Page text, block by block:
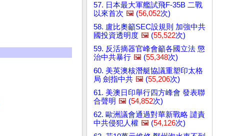
57. 日本最大軍艦試飛F-35B 二戰
以來首次 🖼️ (56,052次)
58. 盧比奧籲SEC設規則 加強中共
國投資透明度 🖼️ (55,522次)
59. 反活摘器官峰會籲各國立法 懲
治中共暴行 🖼️ (55,348次)
60. 美英澳核潛艇協議重塑印太格
局 劍指中共 🖼️ (55,206次)
61. 美澳日印舉行四方峰會 發表聯
合聲明 🖼️ (54,852次)
62. 歐洲議會通過對華新戰略 譴責
中共侵犯人權 🖼️ (54,126次)